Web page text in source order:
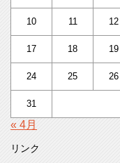
10 11 12
17 18 19
24 25 26
31
« 4月
リンク